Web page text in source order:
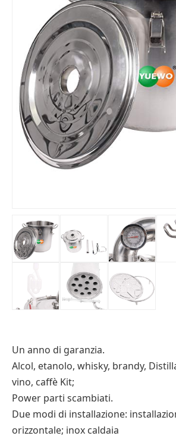
Un anno di garanzia.
Alcol, etanolo, whisky, brandy,
vino, caffè Kit;
Power parti scambiati.
Due modi di installazione:
orizzontale; inox caldaia